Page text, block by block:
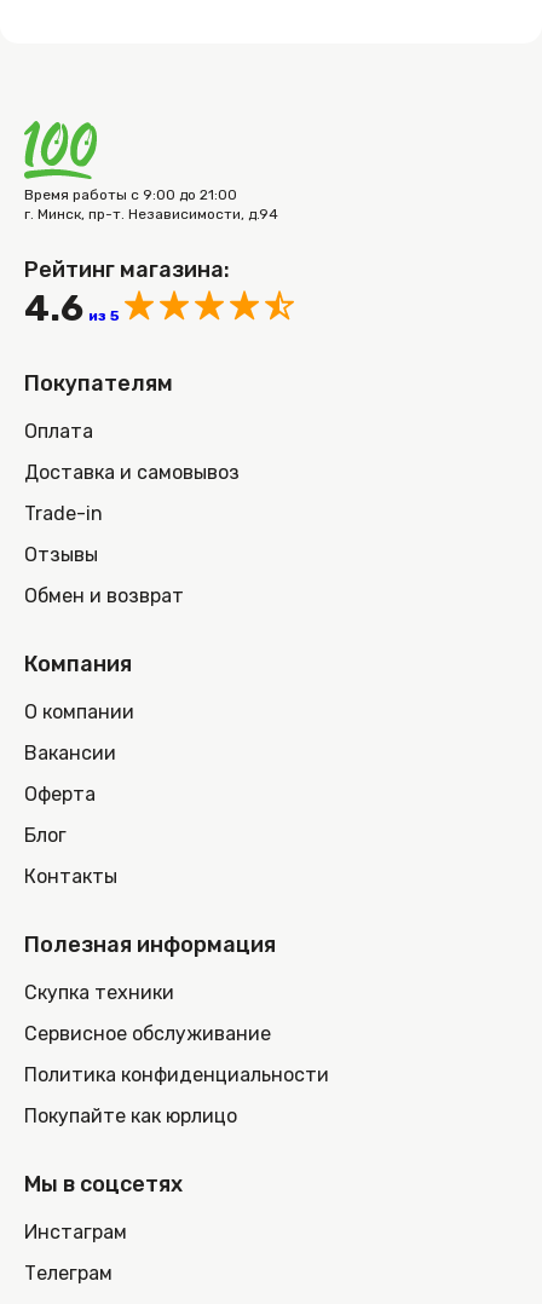
Время работы с 9:00 до 21:00
г. Минск, пр-т. Независимости, д.94
Рейтинг магазина:
4.6 из 5
Покупателям
Оплата
Доставка и самовывоз
Trade-in
Отзывы
Обмен и возврат
Компания
О компании
Вакансии
Оферта
Блог
Контакты
Полезная информация
Скупка техники
Сервисное обслуживание
Политика конфиденциальности
Покупайте как юрлицо
Мы в соцсетях
Инстаграм
Телеграм